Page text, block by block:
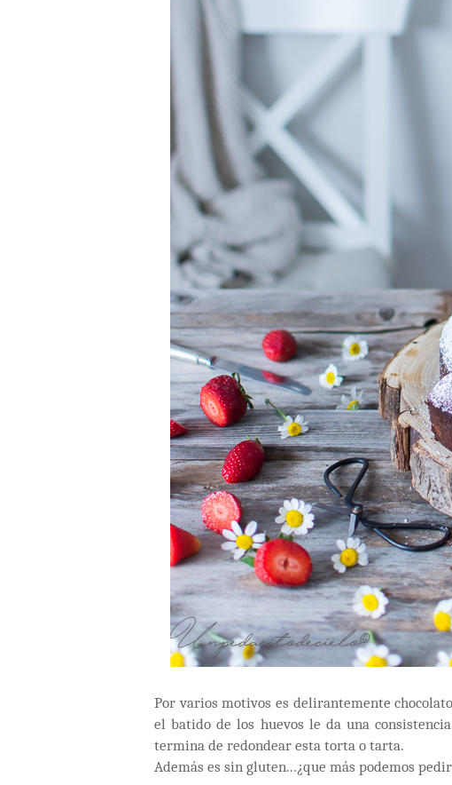
Por varios motivos es delirantemente
el batido de los huevos le da una
termina de redondear esta torta o tarta.
Además es sin gluten...¿que más podemos